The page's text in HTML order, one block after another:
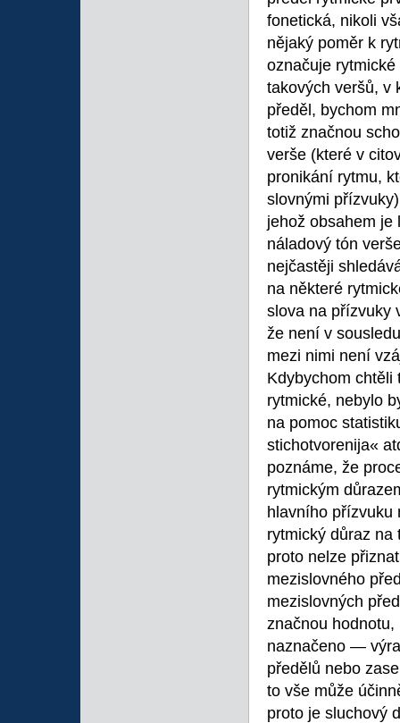
fonetická, nikoli
nějaký poměr k
označuje
takových veršů, v
předěl, bychom
totiž značnou
verše (které v
pronikání rytmu,
slovnými
jehož obsahem je
náladový tón
nejčastěji
na některé
slova na přízvuky
že není v
mezi nimi není
Kdybychom chtěli
rytmické, nebylo
na pomoc
stichotvorenija«
poznáme, že
rytmickým
hlavního přízvuku
rytmický důraz na
proto nelze
mezislovného
mezislovných
značnou
naznačeno —
předělů nebo
to vše může
proto je sluchový